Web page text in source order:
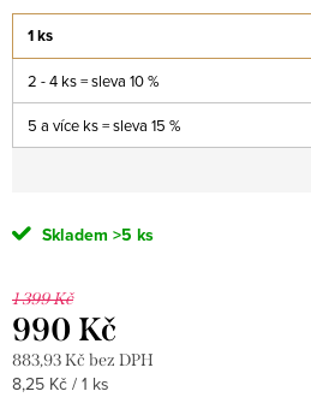
1 ks
2 - 4 ks = sleva 10 %
5 a více ks = sleva 15 %
Skladem >5 ks
1 399 Kč
990 Kč
883,93 Kč bez DPH
Měrná
8,25 Kč / 1 ks